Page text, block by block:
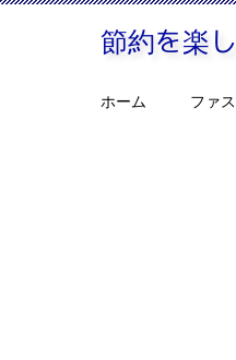
ホーム ファ